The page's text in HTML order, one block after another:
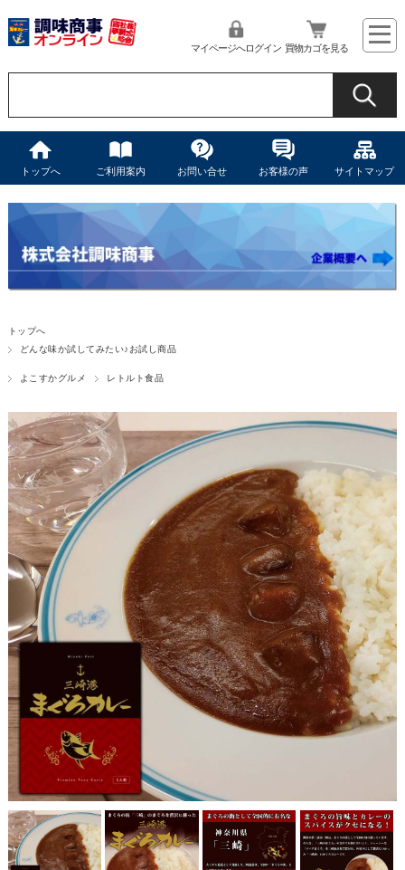
マイページへログイン 買物カゴを見る
トップへ ご利用案内 お問い合せ お客様の声 サイトマップ
トップへ
どんな味か試してみたい♪お試し商品
よこすかグルメ レトルト食品